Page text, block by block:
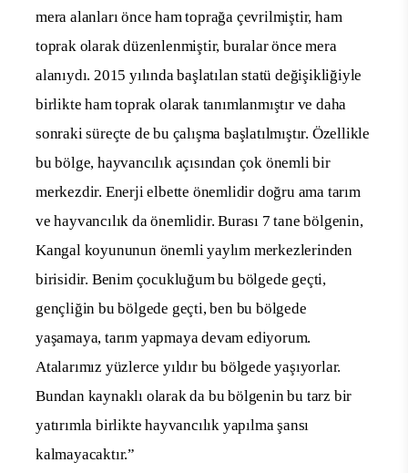
mera alanları önce ham toprağa çevrilmiştir, ham
toprak olarak düzenlenmiştir, buralar önce mera
alanıydı. 2015 yılında başlatılan statü değişikliğiyle
birlikte ham toprak olarak tanımlanmıştır ve daha
sonraki süreçte de bu çalışma başlatılmıştır. Özellikle
bu bölge, hayvancılık açısından çok önemli bir
merkezdir. Enerji elbette önemlidir doğru ama tarım
ve hayvancılık da önemlidir. Burası 7 tane bölgenin,
Kangal koyununun önemli yaylım merkezlerinden
birisidir. Benim çocukluğum bu bölgede geçti,
gençliğin bu bölgede geçti, ben bu bölgede
yaşamaya, tarım yapmaya devam ediyorum.
Atalarımız yüzlerce yıldır bu bölgede yaşıyorlar.
Bundan kaynaklı olarak da bu bölgenin bu tarz bir
yatırımla birlikte hayvancılık yapılma şansı
kalmayacaktır.”